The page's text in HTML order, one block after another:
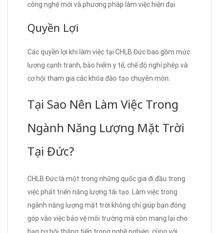
công nghệ mới và phương pháp làm việc hiện đại.
Quyền Lợi
Các quyền lợi khi làm việc tại CHLB Đức bao gồm mức
lương cạnh tranh, bảo hiểm y tế, chế độ nghỉ phép và
cơ hội tham gia các khóa đào tạo chuyên môn.
Tại Sao Nên Làm Việc Trong
Ngành Năng Lượng Mặt Trời
Tại Đức?
CHLB Đức là một trong những quốc gia đi đầu trong
việc phát triển năng lượng tái tạo. Làm việc trong
ngành năng lượng mặt trời không chỉ giúp bạn đóng
góp vào việc bảo vệ môi trường mà còn mang lại cho